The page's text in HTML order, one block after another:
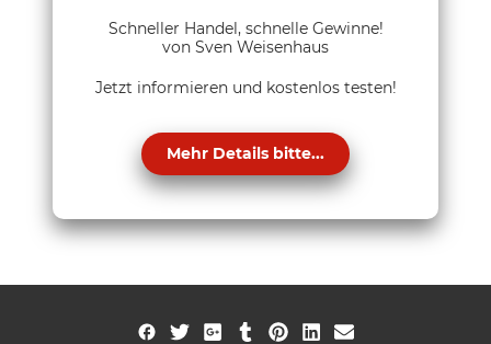
Schneller Handel, schnelle Gewinne!
von Sven Weisenhaus
Jetzt informieren und kostenlos testen!
Mehr Details bitte...